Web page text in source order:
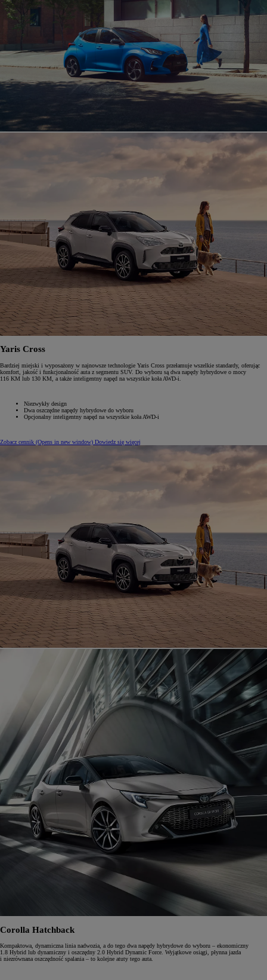
Yaris Cross
Bardziej miejski i wyposażony w najnowsze technologie Yaris Cross przełamuje wszelkie standardy, oferując
komfort, jakość i funkcjonalność auta z segmentu SUV. Do wyboru są dwa napędy hybrydowe o mocy
116 KM lub 130 KM, a także inteligentny napęd na wszystkie koła AWD-i.
Niezwykły design
Dwa oszczędne napędy hybrydowe do wyboru
Opcjonalny inteligentny napęd na wszystkie koła AWD-i
Zobacz cennik (Opens in new window) Dowiedz się więcej
Corolla Hatchback
Kompaktowa, dynamiczna linia nadwozia, a do tego dwa napędy hybrydowe do wyboru – ekonomiczny
1.8 Hybrid lub dynamiczny i oszczędny 2.0 Hybrid Dynamic Force. Wyjątkowe osiągi, płynna jazda
i niezrównana oszczędność spalania – to kolejne atuty tego auta.